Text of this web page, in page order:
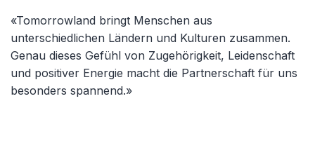
«Tomorrowland bringt Menschen aus
unterschiedlichen Ländern und Kulturen zusammen.
Genau dieses Gefühl von Zugehörigkeit, Leidenschaft
und positiver Energie macht die Partnerschaft für uns
besonders spannend.»